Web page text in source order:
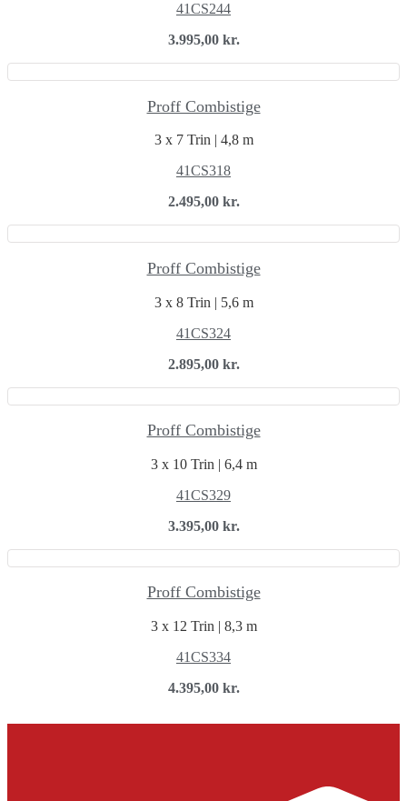
41CS244
3.995,00 kr.
Proff Combistige
3 x 7 Trin | 4,8 m
41CS318
2.495,00 kr.
Proff Combistige
3 x 8 Trin | 5,6 m
41CS324
2.895,00 kr.
Proff Combistige
3 x 10 Trin | 6,4 m
41CS329
3.395,00 kr.
Proff Combistige
3 x 12 Trin | 8,3 m
41CS334
4.395,00 kr.